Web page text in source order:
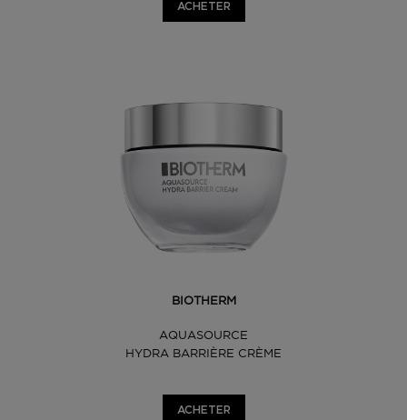
ACHETER
BIOTHERM
AQUASOURCE
HYDRA BARRIÈRE CRÈME
ACHETER